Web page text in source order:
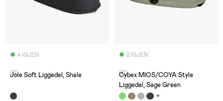
4 IGJEN
(0)
Joie Soft Liggedel, Shale
2 IGJEN
(0)
Cybex MIOS/COYA Style
Liggedel, Sage Green